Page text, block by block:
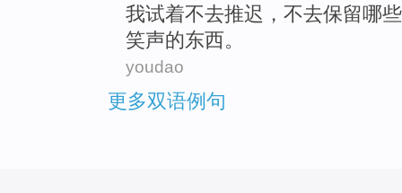
我试着不去推迟 ，不去保留哪些
笑声的东西。
youdao
更多双语例句